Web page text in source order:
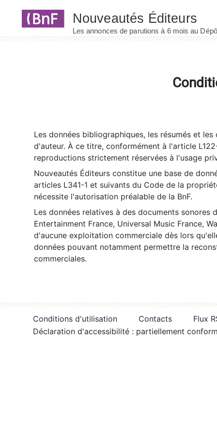
Les données bibliographiques, les résumés et
d'auteur. À ce titre, conformément à l'article
reproductions strictement réservées à l'usage
Nouveautés Éditeurs constitue une base de
articles L341-1 et suivants du Code de la
nécessite l'autorisation préalable de la BnF.
Les données relatives à des documents sonores
Entertainment France, Universal Music France,
d'aucune exploitation commerciale dès lors
données pouvant notamment permettre la
commerciales.
Conditions d'utilisation Contacts
Flux
Déclaration d'accessibilité : partiellement